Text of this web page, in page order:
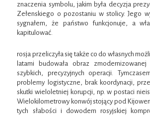
znaczenia symbolu, jakim była decyzja
Zełenskiego o pozostaniu w stolicy. Jego
sygnałem, że państwo funkcjonuje, a
kapitulować.
rosja przeliczyła się także co do własnych
latami budowała obraz
szybkich, precyzyjnych operacji.
problemy logistyczne, brak koordynacji,
skutki wieloletniej korupcji, np. w postaci
Wielokilometrowy konwój stojący pod
tych słabości i dowodem rosyjskiej